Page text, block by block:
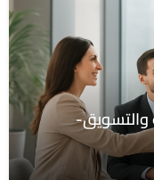
والتسويق-